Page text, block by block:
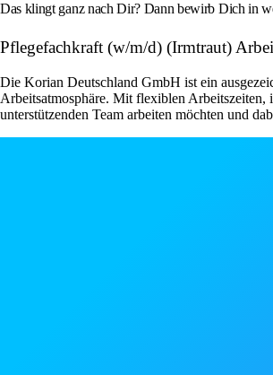
Das klingt ganz nach Dir? Dann bewirb Dich in
Pflegefachkraft (w/m/d) (Irmtraut)
Die Korian Deutschland GmbH ist ein
Arbeitsatmosphäre. Mit flexiblen
unterstützenden Team arbeiten möchten und